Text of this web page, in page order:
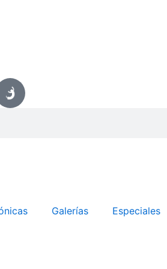
Galerías Especiales